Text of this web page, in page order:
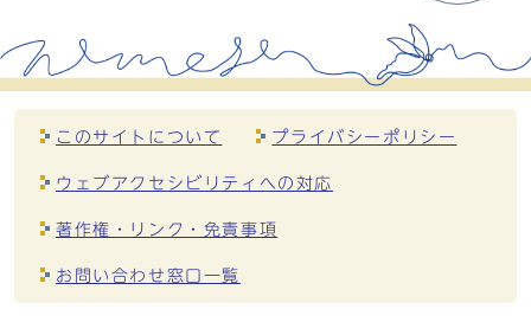
このサイトについて プライバシーポリシー
ウェブアクセシビリティへの対応
著作権・リンク・免責事項
お問い合わせ窓口一覧